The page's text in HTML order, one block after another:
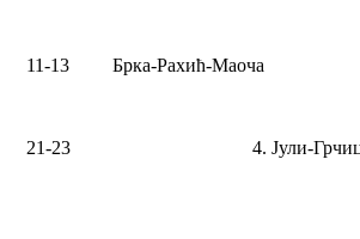
11-13 Брка-Рахић-Маоча
21-23 4. Јули-